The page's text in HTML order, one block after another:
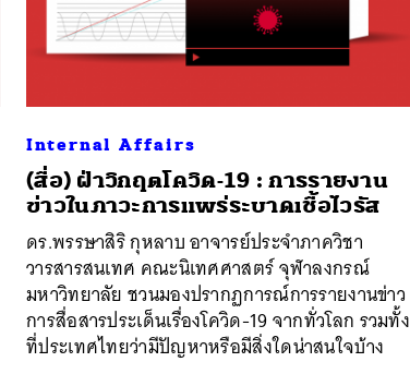
Internal Affairs
(สื่อ) ฝ่าวิกฤตโควิด-19 : การรายงาน
ข่าวในภาวะการแพร่ระบาดเชื้อไวรัส
ดร.พรรษาสิริ กุหลาบ อาจารย์ประจำภาควิชา
วารสารสนเทศ คณะนิเทศศาสตร์ จุฬาลงกรณ์
มหาวิทยาลัย ชวนมองปรากฏการณ์การรายงานข่าว
การสื่อสารประเด็นเรื่องโควิด-19 จากทั่วโลก รวมทั้ง
ที่ประเทศไทยว่ามีปัญหาหรือมีสิ่งใดน่าสนใจบ้าง